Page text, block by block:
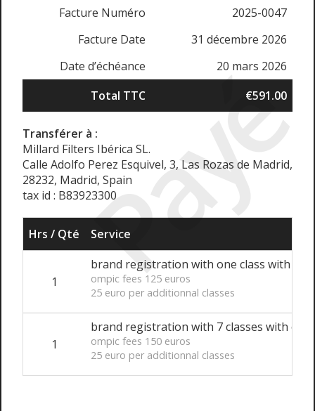
Payé
Facture Numéro
2025-0047
Facture Date
31 décembre 2026
Date d’échéance
20 mars 2026
Total TTC
€591.00
Transférer à :
Millard Filters Ibérica SL.
Calle Adolfo Perez Esquivel, 3, Las Rozas de Madrid,
28232, Madrid, Spain
tax id : B83923300
Hrs / Qté Service
1
brand registration with one class with
ompic fees 125 euros
25 euro per additionnal classes
1
brand registration with 7 classes with
ompic fees 150 euros
25 euro per additionnal classes